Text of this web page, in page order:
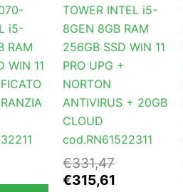
i5-
RAM
WIN 11
TOWER INTEL i5-
8GEN 8GB RAM
256GB SSD WIN 11
PRO UPG +
NORTON
ANTIVIRUS + 20GB
CLOUD
cod.RN61522311
€331,47
€315,61